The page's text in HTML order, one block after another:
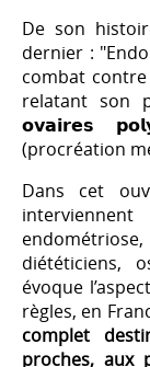
De son
dernier :
combat
relatant son
𝗼𝘃𝗮𝗶𝗿𝗲𝘀
(procréation
Dans cet
diététiciens,
évoque
règles, en
complet
proches, aux